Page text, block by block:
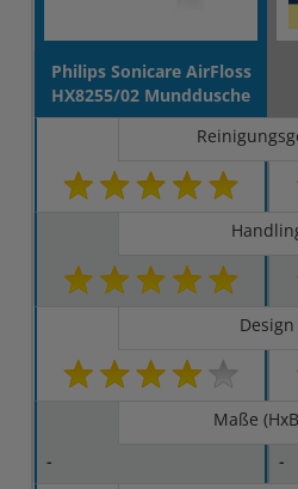
Philips Sonicare AirFloss
HX8255/02 Munddusche
Design
Maße
-
-